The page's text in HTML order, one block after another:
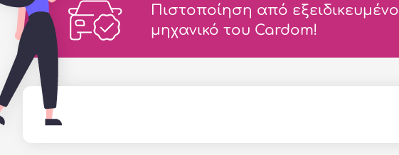
Πιστοποίηση από εξειδικευμένο
μηχανικό του Cardom!